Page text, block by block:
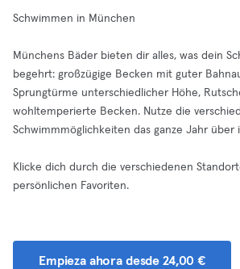
Schwimmen in München
Münchens Bäder bieten dir alles, was dein
begehrt: großzügige Becken mit guter
Sprungtürme unterschiedlicher Höhe,
wohltemperierte Becken. Nutze die
Schwimmmöglichkeiten das ganze Jahr über
Klicke dich durch die verschiedenen
persönlichen Favoriten.
Empieza ahora desde 24,00 €